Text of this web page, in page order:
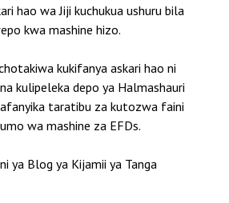
hao wa Jiji kuchukua ushuru bila
kwa mashine hizo.
kukifanya askari hao ni
kulipeleka depo ya Halmashauri
taratibu za kutozwa faini
wa mashine za EFDs.
ya Blog ya Kijamii ya Tanga